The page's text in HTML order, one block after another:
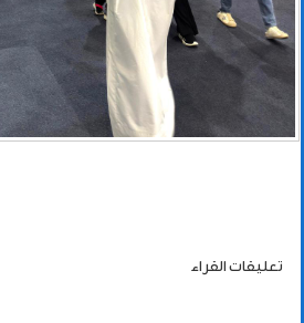
تعليقات القراء